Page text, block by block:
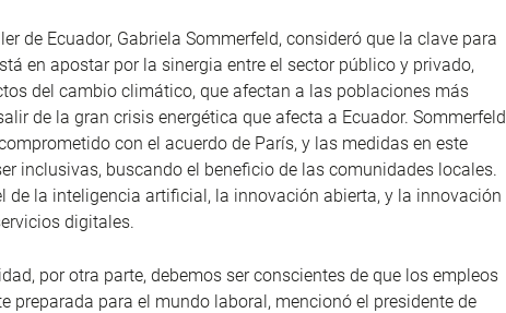
de Ecuador, Gabriela Sommerfeld, consideró que la clave para
en apostar por la sinergia entre el sector público y privado,
del cambio climático, que afectan a las poblaciones más
de la gran crisis energética que afecta a Ecuador. Sommerfeld
con el acuerdo de París, y las medidas en este
inclusivas, buscando el beneficio de las comunidades locales.
de la inteligencia artificial, la innovación abierta, y la innovación
digitales.
por otra parte, debemos ser conscientes de que los empleos
preparada para el mundo laboral, mencionó el presidente de